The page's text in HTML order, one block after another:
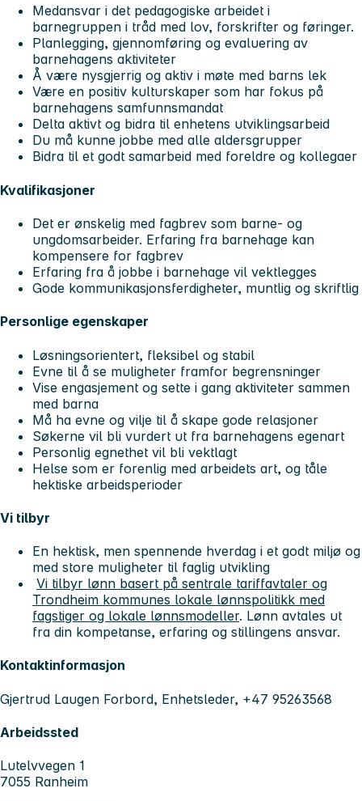
Medansvar i det pedagogiske arbeidet i
barnegruppen i tråd med lov, forskrifter og føringer.
Planlegging, gjennomføring og evaluering av
barnehagens aktiviteter
Å være nysgjerrig og aktiv i møte med barns lek
Være en positiv kulturskaper som har fokus på
barnehagens samfunnsmandat
Delta aktivt og bidra til enhetens utviklingsarbeid
Du må kunne jobbe med alle aldersgrupper
Bidra til et godt samarbeid med foreldre og kollegaer
Kvalifikasjoner
Det er ønskelig med fagbrev som barne- og
ungdomsarbeider. Erfaring fra barnehage kan
kompensere for fagbrev
Erfaring fra å jobbe i barnehage vil vektlegges
Gode kommunikasjonsferdigheter, muntlig og skriftlig
Personlige egenskaper
Løsningsorientert, fleksibel og stabil
Evne til å se muligheter framfor begrensninger
Vise engasjement og sette i gang aktiviteter sammen
med barna
Må ha evne og vilje til å skape gode relasjoner
Søkerne vil bli vurdert ut fra barnehagens egenart
Personlig egnethet vil bli vektlagt
Helse som er forenlig med arbeidets art, og tåle
hektiske arbeidsperioder
Vi tilbyr
En hektisk, men spennende hverdag i et godt miljø og
med store muligheter til faglig utvikling
Vi tilbyr lønn basert på sentrale tariffavtaler og
Trondheim kommunes lokale lønnspolitikk med
fagstiger og lokale lønnsmodeller. Lønn avtales ut
fra din kompetanse, erfaring og stillingens ansvar.
Kontaktinformasjon
Gjertrud Laugen Forbord, Enhetsleder, +47 95263568
Arbeidssted
Lutelvvegen 1
7055 Ranheim